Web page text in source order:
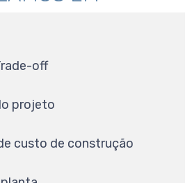
off
projeto
custo de construção